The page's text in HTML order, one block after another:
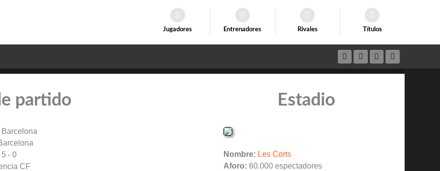
Jugadores Entrenadores Rivales Títulos
partido
5 - 0
CF
Estadio
Nombre: Les Corts
Aforo: 60.000 espectadores